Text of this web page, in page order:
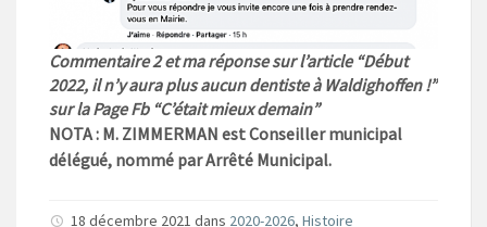
Commentaire 2 et ma réponse sur l’article “Début
2022, il n’y aura plus aucun dentiste à Waldighoffen !”
sur la Page Fb “C’était mieux demain”
NOTA : M. ZIMMERMAN est Conseiller municipal
délégué, nommé par Arrêté Municipal.
18 décembre 2021 dans 2020-2026, Histoire